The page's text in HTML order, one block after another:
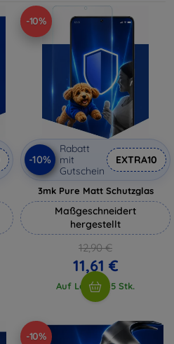
-10%
-10%
Rabatt
mit
Gutschein
EXTRA10
3mk Pure Matt Schutzglas
Maßgeschneidert
hergestellt
12,90 €
11,61 €
Auf Lager > 5 Stk.
-10%